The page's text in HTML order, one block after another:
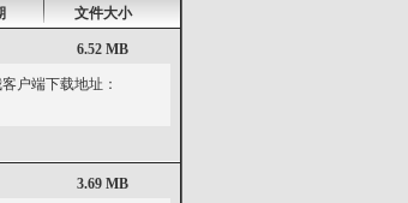
文件大小
6.52 MB
户端下载地址：
3.69 MB